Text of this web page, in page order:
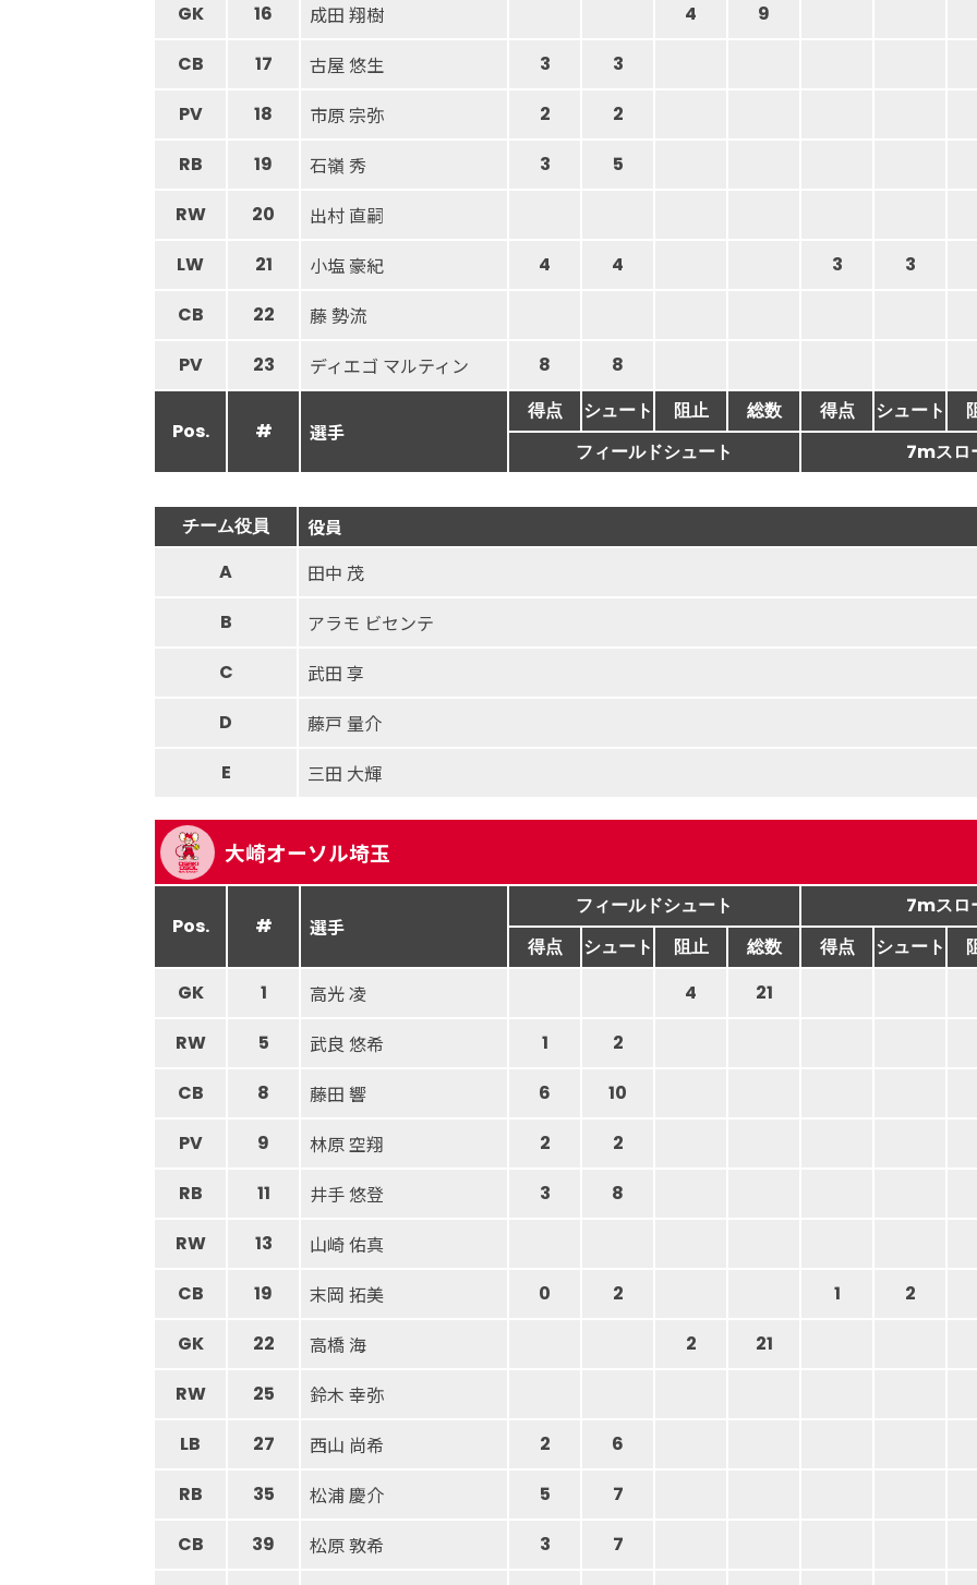
GK 16 成田 翔樹 4
9
CB
17 古屋 悠生 3
3
PV
18 市原 宗弥 2
2
RB
19 石嶺 秀 3
5
RW
20 出村 直嗣
LW
21 小塩 豪紀 4 4 3
3
CB
22 藤 勢流
PV 23 ディエゴ マルティン 8 8
Pos. # 選手
得点 シュート 阻止 総数 得点 シュート
フィールドシュート
7mスロ
チーム役員 役員
A
田中 茂
B アラモ ビセンテ
C 武田 享
D 藤戸 量介
E 三田 大輝
大崎オーソル埼玉
Pos. # 選手
フィールドシュート
7mスロ
得点
シュート 阻止 総数 得点 シュート
GK
1 高光 凌 4 21
RW
5 武良 悠希 1
2
CB
8 藤田 響 6
10
PV
9 林原 空翔 2 2
RB
11 井手 悠登 3 8
RW
13 山崎 佑真
CB 19 末岡 拓美 0 2 1 2
GK
22 高橋 海 2 21
RW
25 鈴木 幸弥
LB 27 西山 尚希 2
6
RB
35 松浦 慶介 5
7
CB
39 松原 敦希 3
7